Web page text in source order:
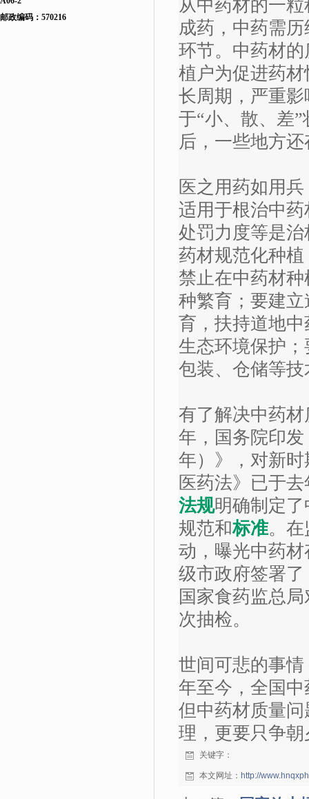
邮政编码：570216
从中药材的一
成药，中药需
环节。中药材
植户为促进药
长周期，严重
于“小、散、差
后，一些地方
医之用药如用
适用于根治中
处罚力度等是
药材规范化种
禁止在中药材
种繁育；要建
育，扶持道地
生态环境保护
包装、仓储等
有了解决中药
年，国务院印发
年）》，对新
医药法》已于
法规明确制定了
规范和标准。
动，曝光中药
级市政府签署
国家食药监总
次抽检。
世间可悲的事情
年至今，全国
但中药材质量
理，更要只争朝
关键字：
本文网址： http://